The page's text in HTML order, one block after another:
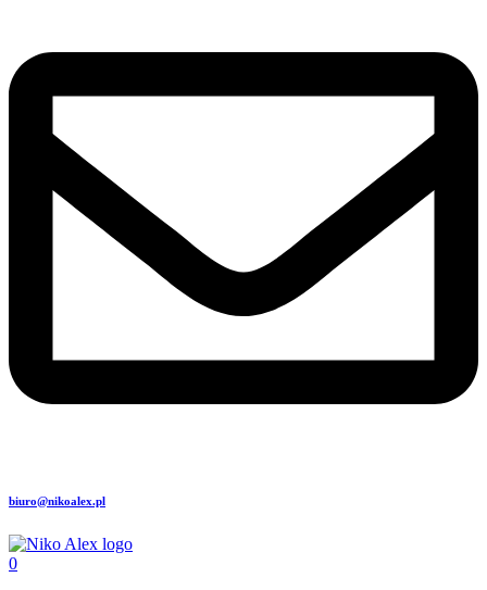
biuro@nikoalex.pl
0